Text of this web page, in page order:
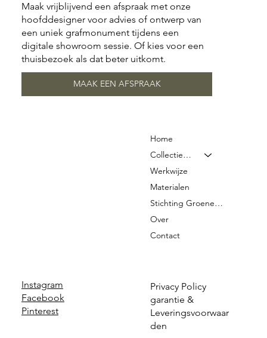
Instagram
Facebook
Pinterest
Privacy Policy
garantie &
Leveringsvoorwaar
den
Home
Collectie & Prijzen
Werkwijze
Materialen
Stichting Groene Graven
Over
Contact
Maak vrijblijvend een afspraak met onze
hoofddesigner voor advies of ontwerp van
een uniek grafmonument tijdens een
digitale showroom sessie. Of kies voor een
thuisbezoek als dat beter uitkomt.
MAAK EEN AFSPRAAK